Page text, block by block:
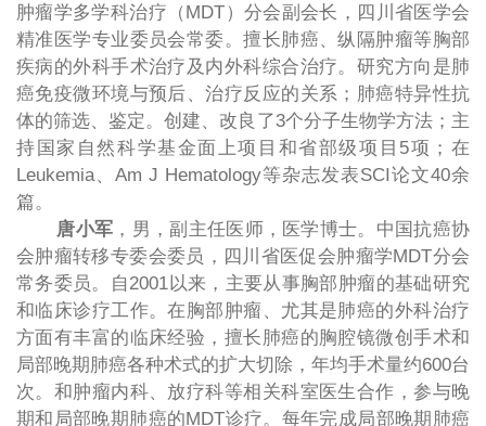
肿瘤学多学科治疗（ MDT ）分会副会长，四川省医学会
精准医学专业委员会常委。擅长肺癌、纵隔肿瘤等胸部
疾病的外科手术治疗及内外科综合治疗。研究方向是肺
癌免疫微环境与预后、治疗反应的关系；肺癌特异性抗
体的筛选、鉴定。创建、改良了3个分子生物学方法；主
持国家自然科学基金面上项目和省部级项目 5项；在
Leukemia、 Am J Hematology等杂志发表SCI论文40余
篇。
唐小军 ，男，副主任医师，医学博士。中国抗癌协
会肿瘤转移专委会委员，四川省医促会肿瘤学MDT分会
常务委员。自 2001 以来，主要从事胸部肿瘤的基础研究
和临床诊疗工作。在胸部肿瘤、尤其是肺癌的外科治疗
方面有丰富的临床经验，擅长肺癌的胸腔镜微创手术和
局部晚期肺癌各种术式的扩大切除，年均手术量约600台
次。和肿瘤内科、放疗科等相关科室医生合作，参与晚
期和局部晚期肺癌的MDT诊疗。每年完成局部晚期肺癌